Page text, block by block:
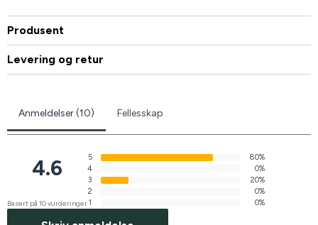
Produsent
Levering og retur
Anmeldelser (10) Fellesskap
4.6
Basert på 10 vurderinger
5
80%
4
0%
3
20%
2
0%
1
0%